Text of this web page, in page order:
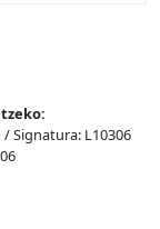
Signatura: L10306